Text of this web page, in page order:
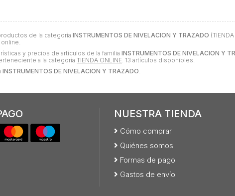
de la categoría INSTRUMENTOS DE NIVELACION Y TRAZADO
y precios de artículos de la familia INSTRUMENTOS DE NIVELACION Y
a la categoría TIENDA ONLINE . 13 artículos disponibles.
INSTRUMENTOS DE NIVELACION Y TRAZADO
NUESTRA TIENDA
Cómo comprar
Quiénes somos
Formas de pago
Gastos de envío